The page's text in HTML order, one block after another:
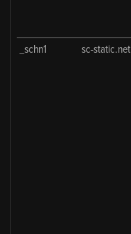
_schn1 sc-static.net